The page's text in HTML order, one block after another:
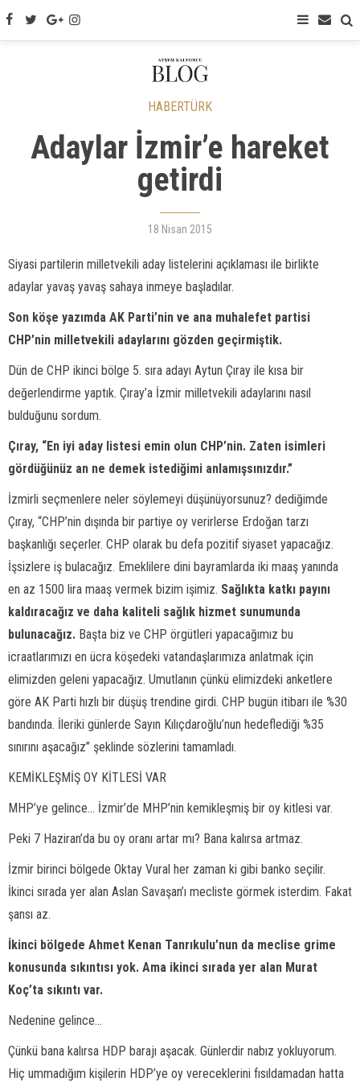
HABERTÜRK
Adaylar İzmir’e hareket
getirdi
18 Nisan 2015
Siyasi partilerin milletvekili aday listelerini açıklaması ile birlikte
adaylar yavaş yavaş sahaya inmeye başladılar.
Son köşe yazımda AK Parti’nin ve ana muhalefet partisi
CHP’nin milletvekili adaylarını gözden geçirmiştik.
Dün de CHP ikinci bölge 5. sıra adayı Aytun Çıray ile kısa bir
değerlendirme yaptık. Çıray’a İzmir milletvekili adaylarını nasıl
bulduğunu sordum.
Çıray, “En iyi aday listesi emin olun CHP’nin. Zaten isimleri
gördüğünüz an ne demek istediğimi anlamışsınızdır.”
İzmirli seçmenlere neler söylemeyi düşünüyorsunuz? dediğimde
Çıray, “CHP’nin dışında bir partiye oy verirlerse Erdoğan tarzı
başkanlığı seçerler. CHP olarak bu defa pozitif siyaset yapacağız.
İşsizlere iş bulacağız. Emeklilere dini bayramlarda iki maaş yanında
en az 1500 lira maaş vermek bizim işimiz. Sağlıkta katkı payını
kaldıracağız ve daha kaliteli sağlık hizmet sunumunda
bulunacağız. Başta biz ve CHP örgütleri yapacağımız bu
icraatlarımızı en ücra köşedeki vatandaşlarımıza anlatmak için
elimizden geleni yapacağız. Umutlanın çünkü elimizdeki anketlere
göre AK Parti hızlı bir düşüş trendine girdi. CHP bugün itibarı ile %30
bandında. İleriki günlerde Sayın Kılıçdaroğlu’nun hedeflediği %35
sınırını aşacağız” şeklinde sözlerini tamamladı.
KEMİKLEŞMİŞ OY KİTLESİ VAR
MHP’ye gelince... İzmir’de MHP’nin kemikleşmiş bir oy kitlesi var.
Peki 7 Haziran’da bu oy oranı artar mı? Bana kalırsa artmaz.
İzmir birinci bölgede Oktay Vural her zaman ki gibi banko seçilir.
İkinci sırada yer alan Aslan Savaşan’ı mecliste görmek isterdim. Fakat
şansı az.
İkinci bölgede Ahmet Kenan Tanrıkulu’nun da meclise grime
konusunda sıkıntısı yok. Ama ikinci sırada yer alan Murat
Koç’ta sıkıntı var.
Nedenine gelince...
Çünkü bana kalırsa HDP barajı aşacak. Günlerdir nabız yokluyorum.
Hiç ummadığım kişilerin HDP’ye oy vereceklerini fısıldamadan hatta